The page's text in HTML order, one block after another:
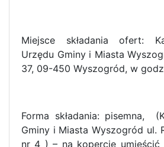
Miejsce składania ofert:
Urzędu Gminy i Miasta
37, 09-450 Wyszogród, w
Forma składania: pisemna,
Gminy i Miasta Wyszogród ul.
nr 4 ) – na kopercie umieścić